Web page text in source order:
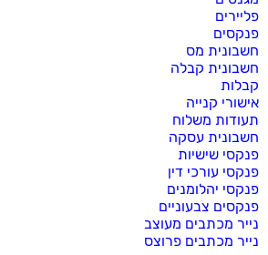
פליירים
פנקסים
חשבונית מס
חשבונית קבלה
קבלות
אישורי קנייה
תעודות משלוח
חשבונית עסקה
פנקסי שישיות
פנקסי עורכי דין
פנקסי יהלומנים
פנקסים צבעוניים
נייר מכתבים מעוצב
נייר מכתבים פרוצס